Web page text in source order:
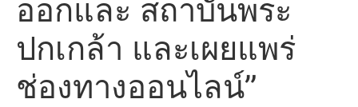
ออกและ สถาบันพระ
ปกเกล้า และเผยแพร่
ช่องทางออนไลน์”